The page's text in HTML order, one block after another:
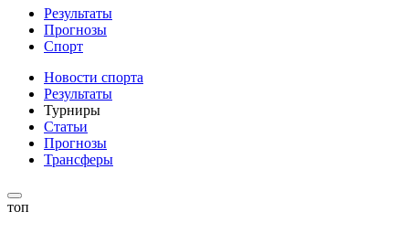
Результаты
Прогнозы
Спорт
Новости спорта
Результаты
Турниры
Статьи
Прогнозы
Трансферы
топ